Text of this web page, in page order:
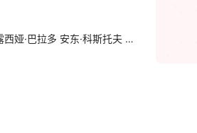
西娅·巴拉多 安东·科斯托夫 Sienna